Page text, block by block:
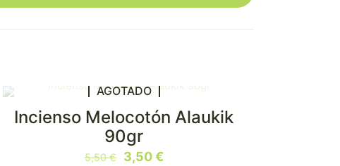
EN OFERTA
AGOTADO
Incienso Melocotón Alaukik
90gr
5,50€
El
3,50€El